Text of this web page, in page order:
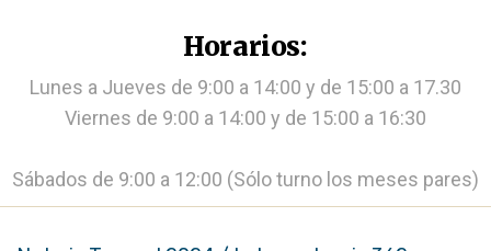
Horarios:
Lunes a Jueves de 9:00 a 14:00 y de 15:00 a 17.30
Viernes de 9:00 a 14:00 y de 15:00 a 16:30
Sábados de 9:00 a 12:00 (Sólo turno los meses pares)